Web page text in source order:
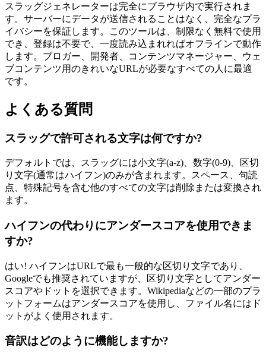
スラッグジェネレーターは完全にブラウザ内で実行されま
す。サーバーにデータが送信されることはなく、完全なプラ
イバシーを保証します。このツールは、制限なく無料で使用
でき、登録は不要で、一度読み込まれればオフラインで動作
します。ブロガー、開発者、コンテンツマネージャー、ウェ
ブコンテンツ用のきれいなURLが必要なすべての人に最適
です。
よくある質問
スラッグで許可される文字は何ですか?
デフォルトでは、スラッグには小文字(a-z)、数字(0-9)、区切
り文字(通常はハイフン)のみが含まれます。スペース、句読
点、特殊記号を含む他のすべての文字は削除または変換され
ます。
ハイフンの代わりにアンダースコアを使用できま
すか?
はい! ハイフンはURLで最も一般的な区切り文字であり、
Googleでも推奨されていますが、区切り文字としてアンダー
スコアやドットを選択できます。Wikipediaなどの一部のプラ
ットフォームはアンダースコアを使用し、ファイル名にはド
ットがよく使用されます。
音訳はどのように機能しますか?